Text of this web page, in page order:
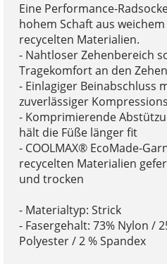
Eine Performance-
hohem Schaft aus
recycelten Materialien.
- Nahtloser Zehenbereich
Tragekomfort an den Zehen
- Einlagiger Beinabschluss
zuverlässiger
- Komprimierende
hält die Füße länger fit
- COOLMAX® EcoMade-
recycelten Materialien
und trocken
- Materialtyp: Strick
- Fasergehalt: 73% Nylon /
Polyester / 2 % Spandex